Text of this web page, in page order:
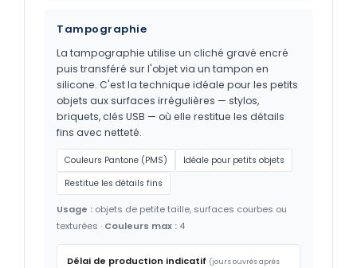
Tampographie
La tampographie utilise un cliché gravé encré
puis transféré sur l'objet via un tampon en
silicone. C'est la technique idéale pour les petits
objets aux surfaces irrégulières — stylos,
briquets, clés USB — où elle restitue les détails
fins avec netteté.
Couleurs Pantone (PMS)
Idéale pour petits objets
Restitue les détails fins
Usage : objets de petite taille, surfaces courbes ou
texturées · Couleurs max : 4
Délai de production indicatif (jours ouvrés après